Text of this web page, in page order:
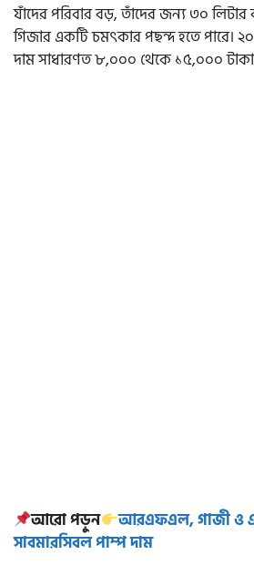
যাঁদের পরিবার বড়, তাঁদের জন্য ৩০
গিজার একটি চমৎকার পছন্দ হতে পারে।
দাম সাধারণত ৮,০০০ থেকে ১৫,০০০
আরো পড়ুন
আরএফএল, গাজী ও
সাবমারসিবল পাম্প দাম